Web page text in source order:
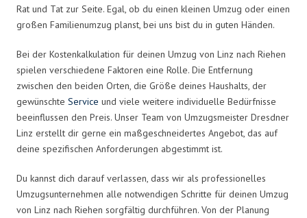
Rat und Tat zur Seite. Egal, ob du einen kleinen Umzug oder einen
großen Familienumzug planst, bei uns bist du in guten Händen.
Bei der Kostenkalkulation für deinen Umzug von Linz nach Riehen
spielen verschiedene Faktoren eine Rolle. Die Entfernung
zwischen den beiden Orten, die Größe deines Haushalts, der
gewünschte Service und viele weitere individuelle Bedürfnisse
beeinflussen den Preis. Unser Team von Umzugsmeister Dresdner
Linz erstellt dir gerne ein maßgeschneidertes Angebot, das auf
deine spezifischen Anforderungen abgestimmt ist.
Du kannst dich darauf verlassen, dass wir als professionelles
Umzugsunternehmen alle notwendigen Schritte für deinen Umzug
von Linz nach Riehen sorgfältig durchführen. Von der Planung